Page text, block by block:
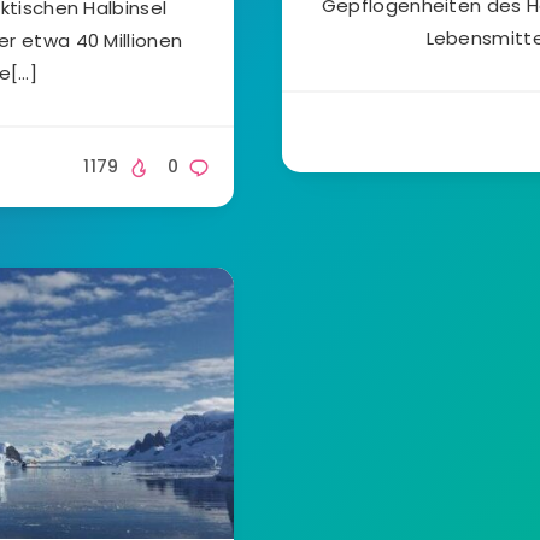
Halbinsel
etwa 40 Millionen
0
1179
Gepflogenheiten des